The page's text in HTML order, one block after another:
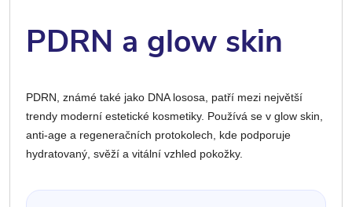
PDRN a glow skin
PDRN, známé také jako DNA lososa, patří mezi největší
trendy moderní estetické kosmetiky. Používá se v glow skin,
anti-age a regeneračních protokolech, kde podporuje
hydratovaný, svěží a vitální vzhled pokožky.